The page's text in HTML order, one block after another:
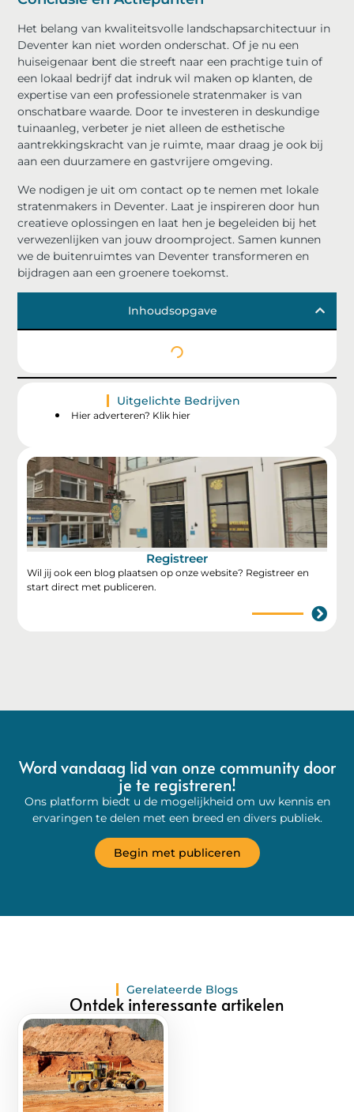
Het belang van kwaliteitsvolle landschapsarchitectuur in
Deventer kan niet worden onderschat. Of je nu een
huiseigenaar bent die streeft naar een prachtige tuin of
een lokaal bedrijf dat indruk wil maken op klanten, de
expertise van een professionele stratenmaker is van
onschatbare waarde. Door te investeren in deskundige
tuinaanleg, verbeter je niet alleen de esthetische
aantrekkingskracht van je ruimte, maar draag je ook bij
aan een duurzamere en gastvrijere omgeving.
We nodigen je uit om contact op te nemen met lokale
stratenmakers in Deventer. Laat je inspireren door hun
creatieve oplossingen en laat hen je begeleiden bij het
verwezenlijken van jouw droomproject. Samen kunnen
we de buitenruimtes van Deventer transformeren en
bijdragen aan een groenere toekomst.
Inhoudsopgave
Uitgelichte Bedrijven
Hier adverteren? Klik hier
Registreer
Wil jij ook een blog plaatsen op onze website? Registreer en
start direct met publiceren.
Word vandaag lid van onze community door
je te registreren!
Ons platform biedt u de mogelijkheid om uw kennis en
ervaringen te delen met een breed en divers publiek.
Begin met publiceren
Gerelateerde Blogs
Ontdek interessante artikelen